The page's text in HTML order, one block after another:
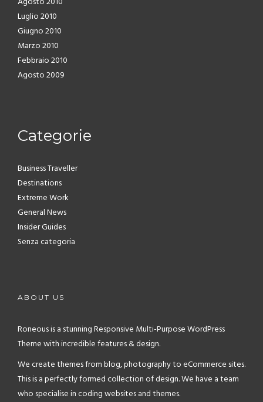
Luglio 2010
Giugno 2010
Marzo 2010
Febbraio 2010
Agosto 2009
Categorie
Business Traveller
Destinations
Extreme Work
General News
Insider Guides
Senza categoria
ABOUT US
Roneous is a stunning Responsive Multi-Purpose WordPress
Theme with incredible features & design.
We create themes from blog, photography to eCommerce sites.
This is a perfectly formed collection of design. We have a team
who specialise in coding websites and themes.